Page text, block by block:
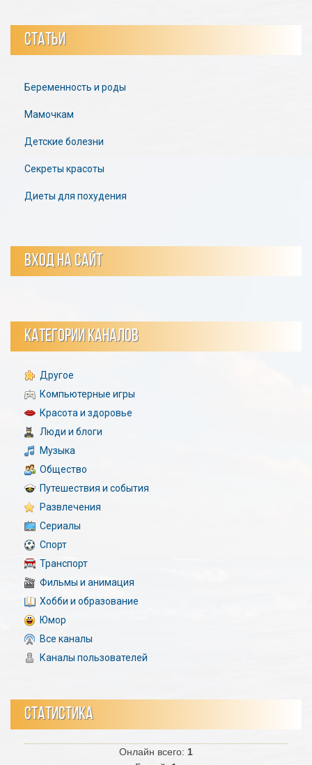
СТАТЬИ
Беременность и роды
Мамочкам
Детские болезни
Секреты красоты
Диеты для похудения
ВХОД НА САЙТ
КАТЕГОРИИ КАНАЛОВ
Другое
Компьютерные игры
Красота и здоровье
Люди и блоги
Музыка
Общество
Путешествия и события
Развлечения
Сериалы
Спорт
Транспорт
Фильмы и анимация
Хобби и образование
Юмор
Все каналы
Каналы пользователей
СТАТИСТИКА
Онлайн всего: 1